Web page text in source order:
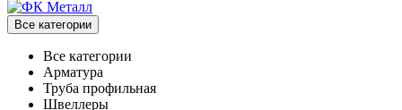
Все категории
Все категории
Арматура
Труба профильная
Швеллеры